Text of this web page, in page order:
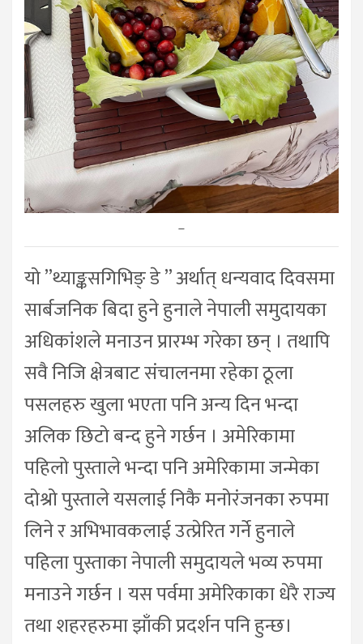
–
यो ”थ्याङ्कसगिभिङ् डे ” अर्थात् धन्यवाद दिवसमा
सार्बजनिक बिदा हुने हुनाले नेपाली समुदायका
अधिकांशले मनाउन प्रारम्भ गरेका छन् । तथापि
सवै निजि क्षेत्रबाट संचालनमा रहेका ठूला
पसलहरु खुला भएता पनि अन्य दिन भन्दा
अलिक छिटो बन्द हुने गर्छन । अमेरिकामा
पहिलो पुस्ताले भन्दा पनि अमेरिकामा जन्मेका
दोश्रो पुस्ताले यसलाई निकै मनोरंजनका रुपमा
लिने र अभिभावकलाई उत्प्रेरित गर्ने हुनाले
पहिला पुस्ताका नेपाली समुदायले भव्य रुपमा
मनाउने गर्छन । यस पर्वमा अमेरिकाका धेरै राज्य
तथा शहरहरुमा झाँकी प्रदर्शन पनि हुन्छ।